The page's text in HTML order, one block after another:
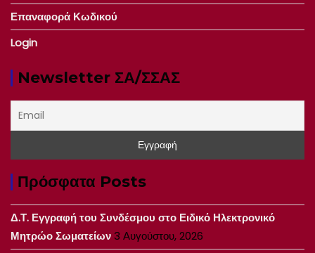
Επαναφορά Κωδικού
Login
Newsletter ΣΑ/ΣΣΑΣ
Πρόσφατα Posts
Δ.Τ. Εγγραφή του Συνδέσμου στο Ειδικό Ηλεκτρονικό
Μητρώο Σωματείων3 Αυγούστου, 2026